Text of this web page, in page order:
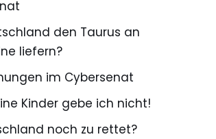
den Taurus an
liefern?
im Cybersenat
Kinder gebe ich nicht!
noch zu rettet?